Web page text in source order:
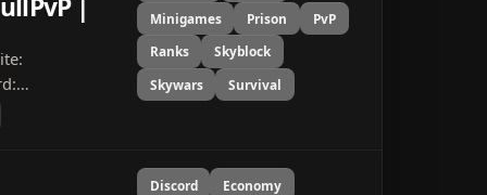
|
que
muita
Minigames
Prison
PvP
Ranks
Skyblock
Skywars
Survival
Discord
Economy